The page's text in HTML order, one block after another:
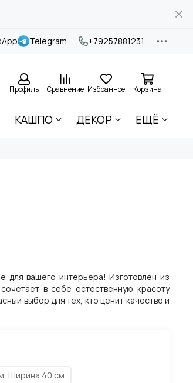
Telegram +79257881231
Профиль Сравнение Избранное Корзина
КАШПО ДЕКОР ЕЩЁ
для вашего интерьера! Изготовлен из
в себе естественную красоту
выбор для тех, кто ценит качество и
Ширина 40 см